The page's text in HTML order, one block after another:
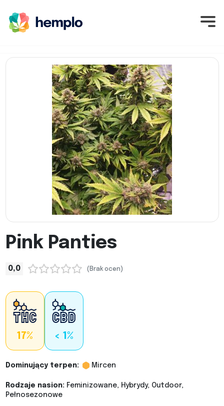
Pink Panties
0,0 (Brak ocen)
17% < 1%
Dominujący terpen: Mircen
Rodzaje nasion: Feminizowane, Hybrydy, Outdoor,
Pełnosezonowe